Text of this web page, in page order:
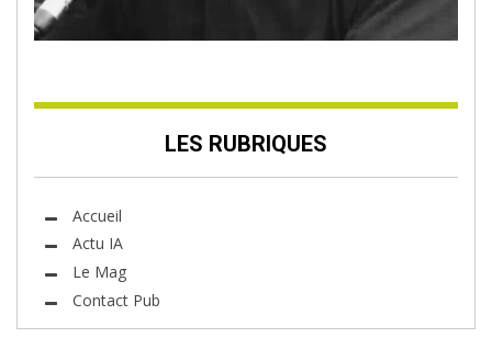
LES RUBRIQUES
Accueil
Actu IA
Le Mag
Contact Pub